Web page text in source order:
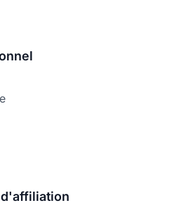
d'affiliation